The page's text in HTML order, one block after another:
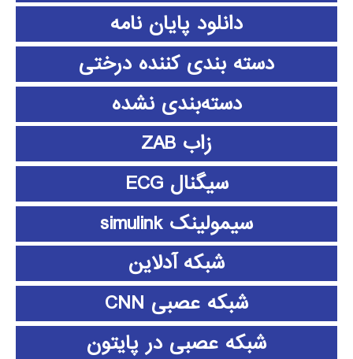
دانلود پايان نامه
دسته بندی کننده درختی
دسته‌بندی نشده
زاب ZAB
سیگنال ECG
سیمولینک simulink
شبکه آدلاین
شبکه عصبی CNN
شبکه عصبی در پایتون